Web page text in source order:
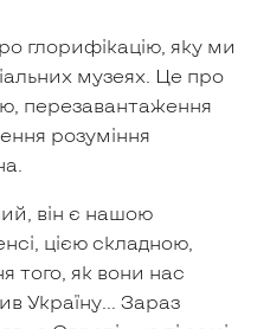
глорифікацію, яку ми
музеях. Це про
перезавантаження
розуміння
він є нашою
цією складною,
того, як вони нас
Україну… Зараз